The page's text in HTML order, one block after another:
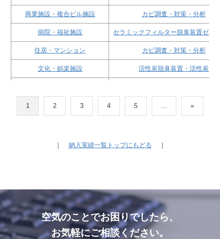
商業施設・複合ビル施設 カビ調査・対策・分析
病院・福祉施設 セラミックフィルター脱臭装置ゼオ
住居・マンション カビ調査・対策・分析
文化・娯楽施設 活性炭脱臭装置・活性炭
文化・娯楽施設 酸素クラスター除菌脱臭装置レビ
ホテル・旅館・リゾート施設 酸素クラスター除菌脱臭装置レビ
商業施設・複合ビル施設 活性炭脱臭装置・活性炭
病院・福祉施設 セラミックフィルター脱臭装置ゼオ
住居・マンション 活性炭脱臭装置・活性炭
1 2 3 4 5 ... »
｜ 納入実績一覧トップにもどる ｜
空気のことでお困りでしたら、
お気軽にご相談ください。